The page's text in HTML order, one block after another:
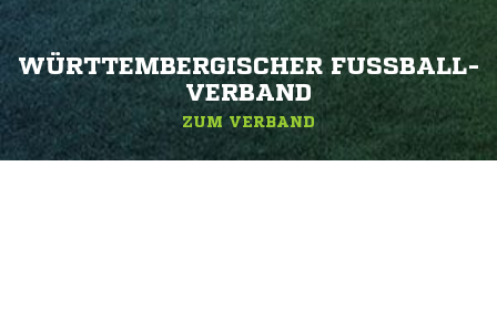
WÜRTTEMBERGISCHER FUSSBALL-V
ERBAND
ZUM VERBAND